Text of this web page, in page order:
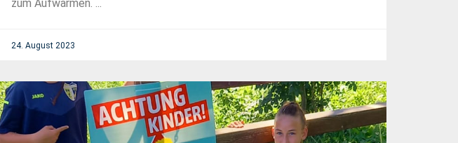
zum Aufwärmen. ...
24. August 2023